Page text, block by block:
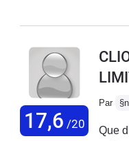
17,6 /20
Par
Que